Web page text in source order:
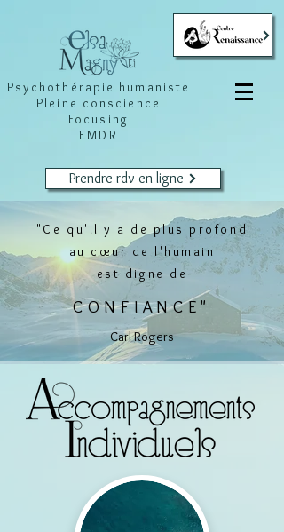
Psychothérapie humaniste
Pleine conscience
Focusing
EMDR
Prendre rdv en ligne
"Ce qu'il y a de plus profond
au cœur de l'humain
est digne de
CONFIANCE"
Carl Rogers